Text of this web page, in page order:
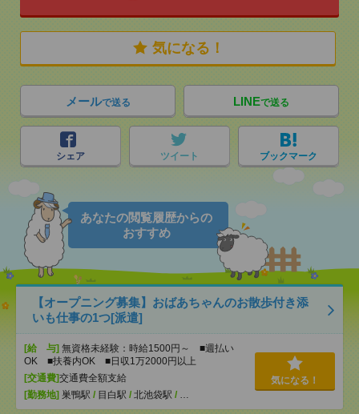
気になる！
メールで送る LINEで送る
シェア ツイート ブックマーク
あなたの閲覧履歴からの
おすすめ
【オープニング募集】おばあちゃんのお散歩付き添
いも仕事の1つ[派遣]
[給 与] 無資格未経験：時給1500円～ ■週払い
OK ■扶養内OK ■日収1万2000円以上
[交通費]交通費全額支給
[勤務地] 巣鴨駅 / 目白駅 / 北池袋駅 / …
気になる！